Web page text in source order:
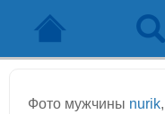
Фото мужчины nurik